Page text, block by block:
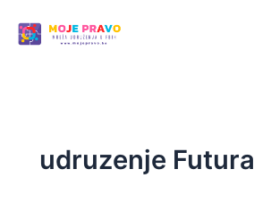
content
udruzenje Futura